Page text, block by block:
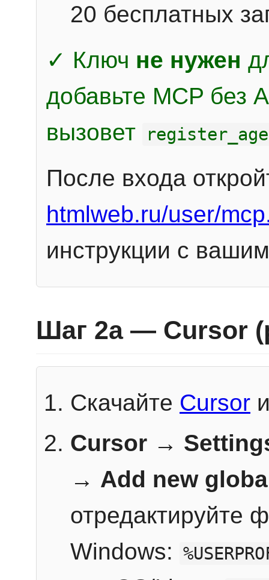
20 бесплатных
✓ Ключ не нужен
добавьте MCP без
вызовет
После входа
htmlweb.ru/user/
инструкции с
Шаг 2a — Cursor
Скачайте Cursor
Cursor →
→ Add new
отредактируйте
Windows: